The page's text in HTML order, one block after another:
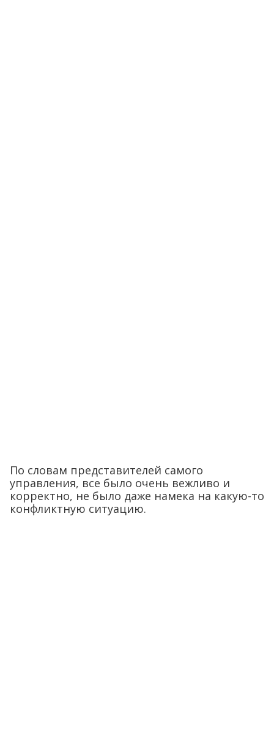
По словам представителей самого
управления, все было очень вежливо и
корректно, не было даже намека на какую-то
конфликтную ситуацию.